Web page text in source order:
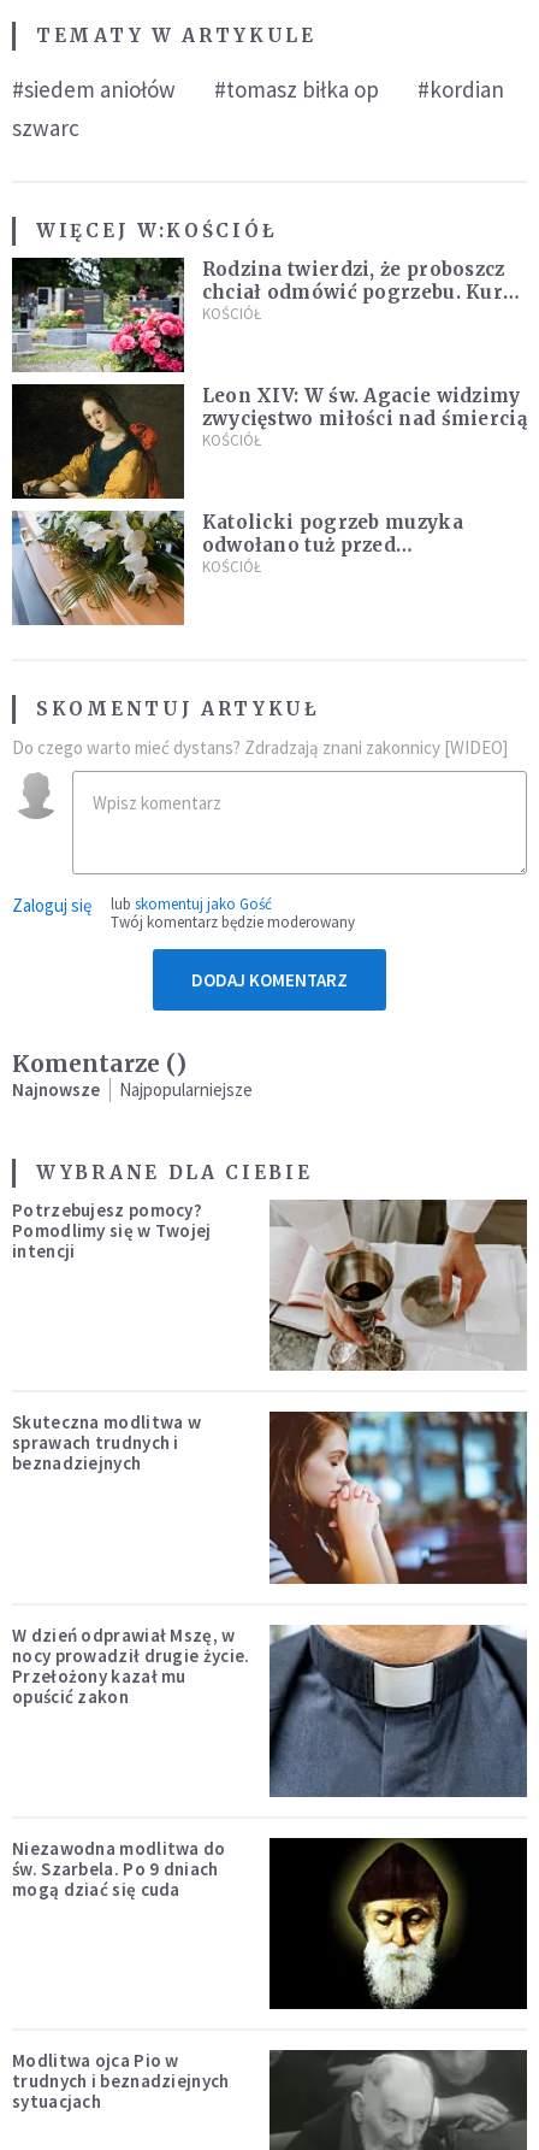
TEMATY W ARTYKULE
#siedem aniołów #tomasz biłka op
#kordian
szwarc
WIĘCEJ W:KOŚCIÓŁ
Rodzina twierdzi, że proboszcz
chciał odmówić pogrzebu. Kuria
zapowiada wyjaśnienia
KOŚCIÓŁ
Leon XIV: W św. Agacie widzimy
zwycięstwo miłości nad śmiercią
KOŚCIÓŁ
Katolicki pogrzeb muzyka
odwołano tuż przed
uroczystością. Powodem była
KOŚCIÓŁ
SKOMENTUJ ARTYKUŁ
Do czego warto mieć dystans? Zdradzają znani zakonnicy [WIDEO]
Zaloguj się lub skomentuj jako Gość
Twój komentarz będzie moderowany
DODAJ KOMENTARZ
Komentarze ()
Najnowsze Najpopularniejsze
WYBRANE DLA CIEBIE
Potrzebujesz pomocy?
Pomodlimy się w Twojej
intencji
Skuteczna modlitwa w
sprawach trudnych i
beznadziejnych
W dzień odprawiał Mszę, w
nocy prowadził drugie życie.
Przełożony kazał mu
opuścić zakon
Niezawodna modlitwa do
św. Szarbela. Po 9 dniach
mogą dziać się cuda
Modlitwa ojca Pio w
trudnych i beznadziejnych
sytuacjach